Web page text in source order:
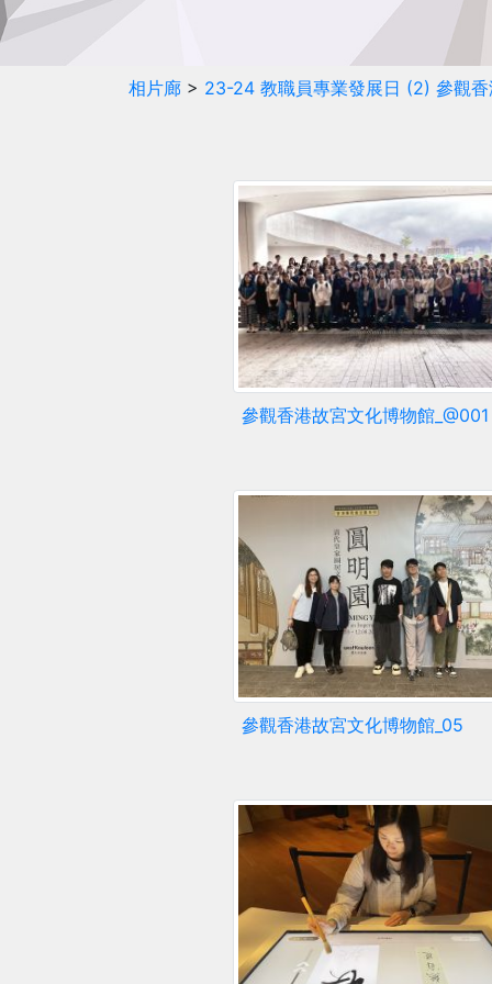
相片廊 > 23-24 教職員專業發展日 (2) 參觀
參觀香港故宮文化博物館_@001
參觀香港故宮文化博物館_05